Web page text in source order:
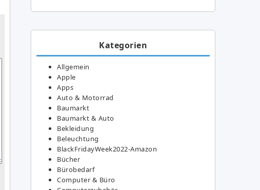
Kategorien
Allgemein
Apple
Apps
Auto & Motorrad
Baumarkt
Baumarkt & Auto
Bekleidung
Beleuchtung
BlackFridayWeek2022-Amazon
Bücher
Bürobedarf
Computer & Büro